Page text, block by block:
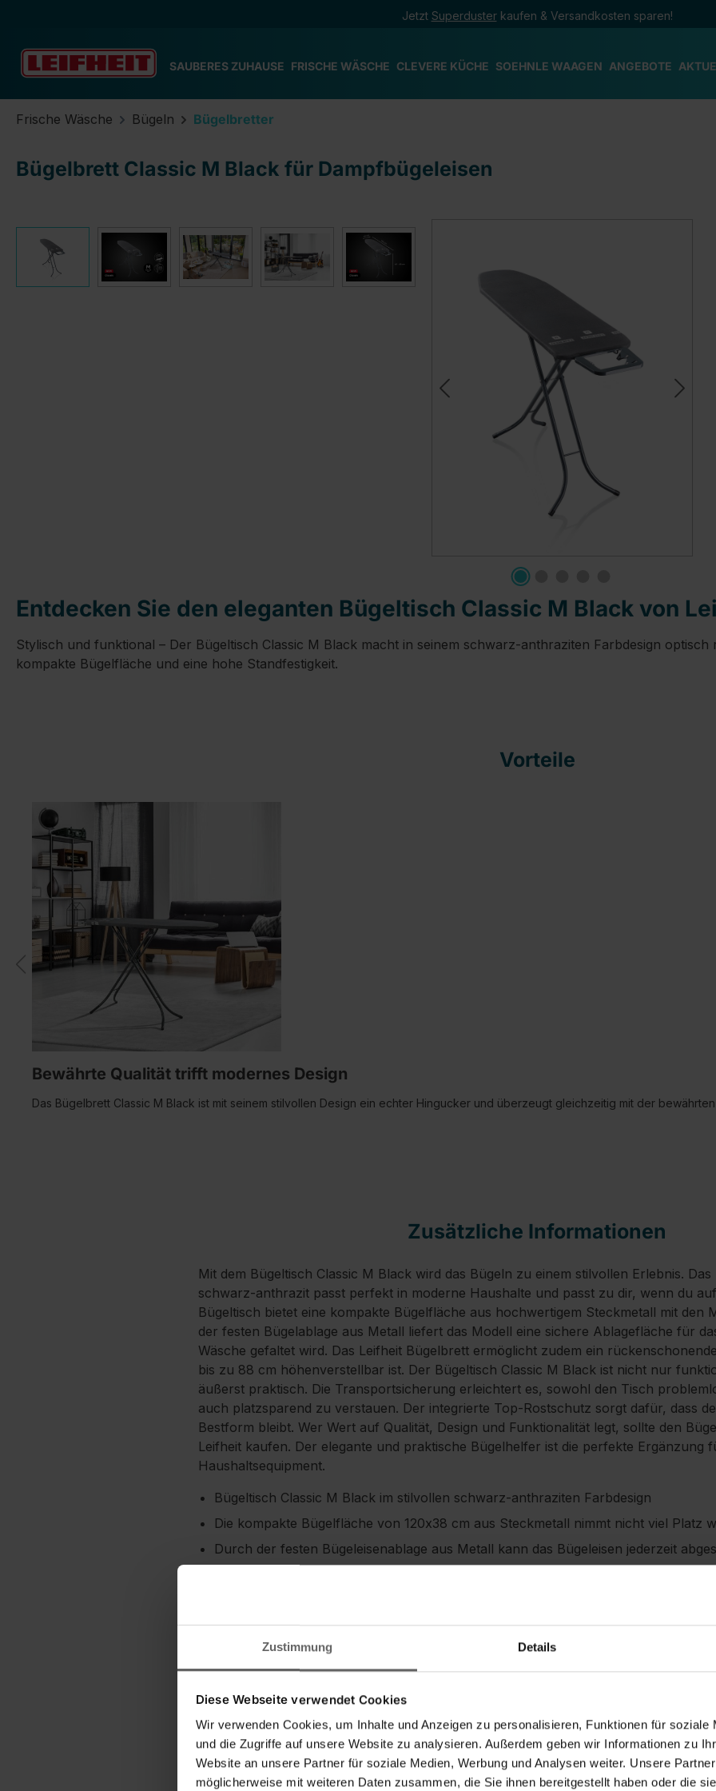
Zustimmung Details
Diese Webseite verwendet Cookies
Wir verwenden Cookies, um Inhalte und Anzeigen zu personalisieren, Funktionen für soziale
und die Zugriffe auf unsere Website zu analysieren. Außerdem geben wir Informationen zu
Website an unsere Partner für soziale Medien, Werbung und Analysen weiter. Unsere
möglicherweise mit weiteren Daten zusammen, die Sie ihnen bereitgestellt haben oder die
Jetzt Superdusterkaufen & Versandkosten sparen!
SAUBERES ZUHAUSE FRISCHE WÄSCHE CLEVERE KÜCHE SOEHNLE WAAGEN ANGEBOTE
Frische Wäsche Bügeln Bügelbretter
Bügelbrett Classic M Black für Dampfbügeleisen
Entdecken Sie den eleganten Bügeltisch Classic M Black von
Stylisch und funktional – Der Bügeltisch Classic M Black macht in seinem schwarz-anthraziten Farbdesign
kompakte Bügelfläche und eine hohe Standfestigkeit.
Vorteile
Bewährte Qualität trifft modernes Design
Das Bügelbrett Classic M Black ist mit seinem stilvollen Design ein echter Hingucker und überzeugt gleichzeitig mit der
Zusätzliche Informationen
Mit dem Bügeltisch Classic M Black wird das Bügeln zu einem stilvollen Erlebnis.
schwarz-anthrazit passt perfekt in moderne Haushalte und passt zu dir, wenn du
Bügeltisch bietet eine kompakte Bügelfläche aus hochwertigem Steckmetall mit den
der festen Bügelablage aus Metall liefert das Modell eine sichere Ablagefläche für
Wäsche gefaltet wird. Das Leifheit Bügelbrett ermöglicht zudem ein
bis zu 88 cm höhenverstellbar ist. Der Bügeltisch Classic M Black ist nicht nur
äußerst praktisch. Die Transportsicherung erleichtert es, sowohl den Tisch
auch platzsparend zu verstauen. Der integrierte Top-Rostschutz sorgt dafür, dass
Bestform bleibt. Wer Wert auf Qualität, Design und Funktionalität legt, sollte den
Leifheit kaufen. Der elegante und praktische Bügelhelfer ist die perfekte Ergänzung
Haushaltsequipment.
Bügeltisch Classic M Black im stilvollen schwarz-anthraziten Farbdesign
Die kompakte Bügelfläche von 120x38 cm aus Steckmetall nimmt nicht viel Platz
Durch der festen Bügeleisenablage aus Metall kann das Bügeleisen jederzeit
Erhöhte Lebensdauer des Bügeltischs Classic M Black durch Top-Rostschutz
Sicherheitshinweise